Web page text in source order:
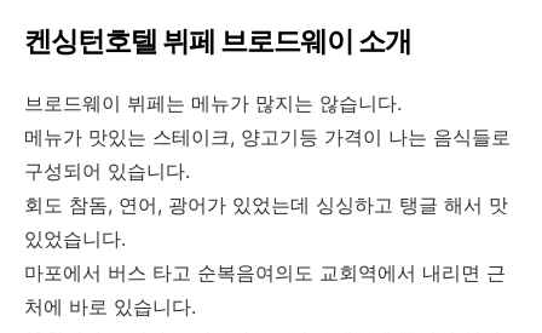
켄싱턴호텔 뷔페 브로드웨이 소개
브로드웨이 뷔페는 메뉴가 많지는 않습니다.
메뉴가 맛있는 스테이크, 양고기등 가격이 나는 음식들로
구성되어 있습니다.
회도 참돔, 연어, 광어가 있었는데 싱싱하고 탱글 해서 맛
있었습니다.
마포에서 버스 타고 순복음여의도 교회역에서 내리면 근
처에 바로 있습니다.